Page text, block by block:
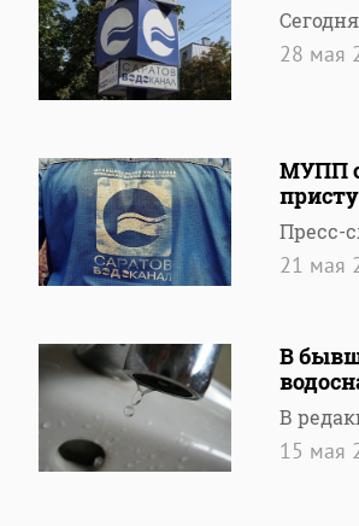
28 мая
МУПП
Пресс-
21 мая
В
В
15 мая